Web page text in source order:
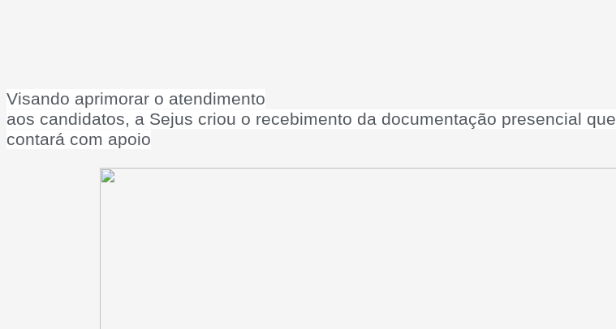
Visando aprimorar o atendimento
aos candidatos, a Sejus criou o recebimento da documentação presencial que
contará com apoio